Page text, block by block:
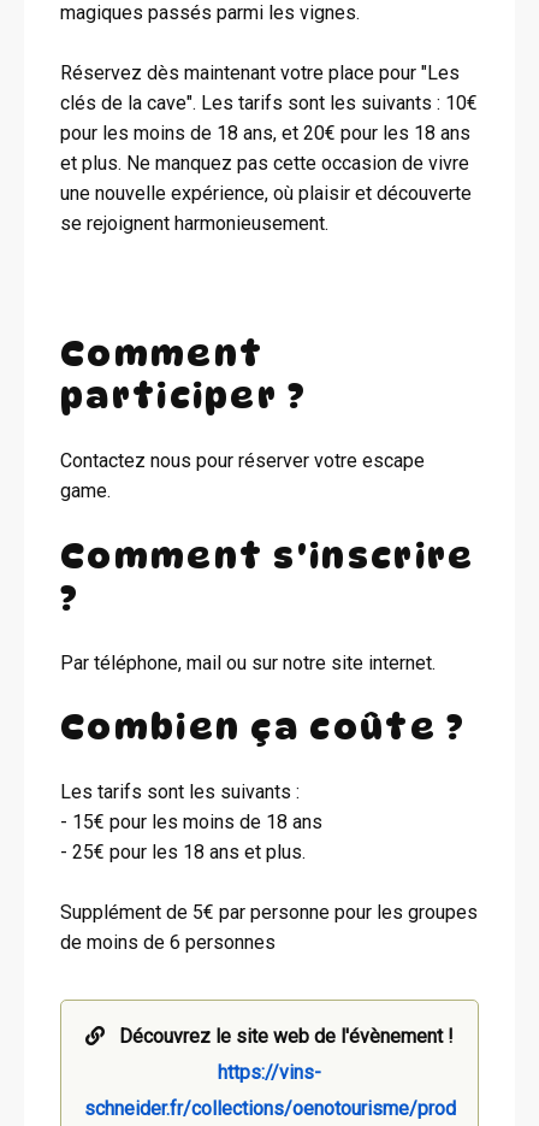
magiques passés parmi les vignes.
Réservez dès maintenant votre place pour "Les
clés de la cave". Les tarifs sont les suivants : 10€
pour les moins de 18 ans, et 20€ pour les 18 ans
et plus. Ne manquez pas cette occasion de vivre
une nouvelle expérience, où plaisir et découverte
se rejoignent harmonieusement.
Comment
participer ?
Contactez nous pour réserver votre escape
game.
Comment s'inscrire
?
Par téléphone, mail ou sur notre site internet.
Combien ça coûte ?
Les tarifs sont les suivants :
- 15€ pour les moins de 18 ans
- 25€ pour les 18 ans et plus.
Supplément de 5€ par personne pour les groupes
de moins de 6 personnes
Découvrez le site web de l'évènement !
https://vins-
schneider.fr/collections/oenotourisme/prod